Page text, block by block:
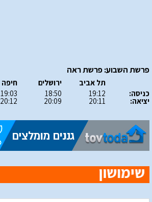
פרשת השבוע: פרשת ראה
כניסה:
יציאה:
תל אביב
19:12
20:11
ירושלים
18:50
20:09
חיפה
19:03
20:12